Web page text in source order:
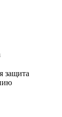
защита